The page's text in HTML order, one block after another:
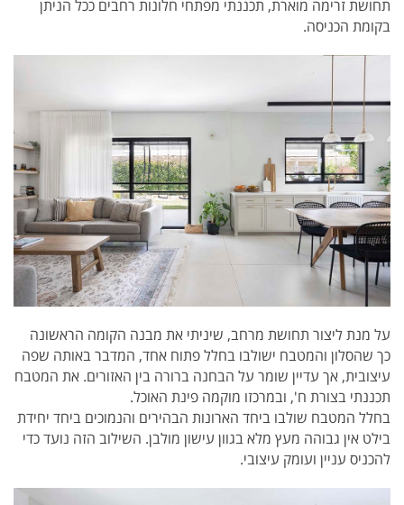
תחושת זרימה מוארת, תכננתי מפתחי חלונות רחבים ככל הניתן
בקומת הכניסה.
על מנת ליצור תחושת מרחב, שיניתי את מבנה הקומה הראשונה
כך שהסלון והמטבח ישולבו בחלל פתוח אחד, המדבר באותה שפה
עיצובית, אך עדיין שומר על הבחנה ברורה בין האזורים. את המטבח
תכננתי בצורת ח', ובמרכזו מוקמה פינת האוכל.
בחלל המטבח שולבו ביחד הארונות הבהירים והנמוכים ביחד יחידת
בילט אין גבוהה מעץ מלא בגוון עישון מולבן. השילוב הזה נועד כדי
להכניס עניין ועומק עיצובי.